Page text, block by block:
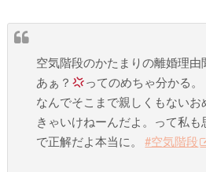
空気階段のかたまりの離婚理
あぁ？
ってのめちゃ分かる。
なんでそこまで親しくもないお
きゃいけねーんだよ。って私も
で正解だよ本当に。#空気階段